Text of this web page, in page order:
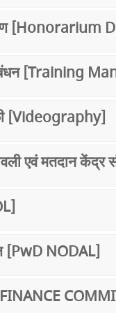
[Honorarium
[Training
[Videography]
एवं मतदान
[PwD NODAL]
[FINANCE